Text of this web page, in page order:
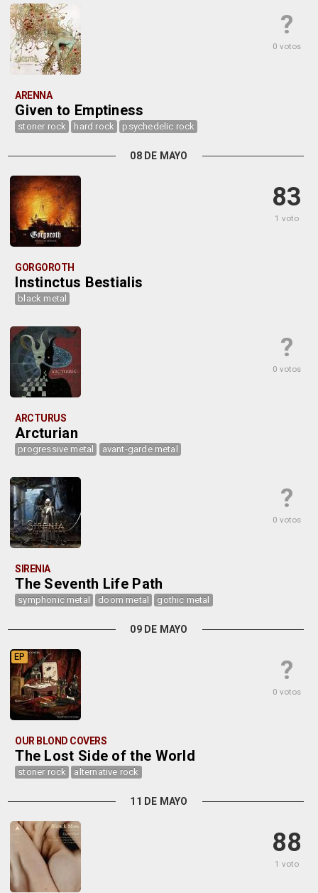
?
0 votos
ARENNA
Given to Emptiness
stoner rock hard rock psychedelic rock
08 DE MAYO
83
1 voto
GORGOROTH
Instinctus Bestialis
black metal
?
0 votos
ARCTURUS
Arcturian
progressive metal avant-garde metal
?
0 votos
SIRENIA
The Seventh Life Path
symphonic metal doom metal gothic metal
09 DE MAYO
?
0 votos
EP
OUR BLOND COVERS
The Lost Side of the World
stoner rock alternative rock
11 DE MAYO
88
1 voto